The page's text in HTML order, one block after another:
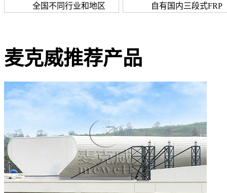
全国不同行业和地区
自有国内三段式FRP
麦克威推荐产品